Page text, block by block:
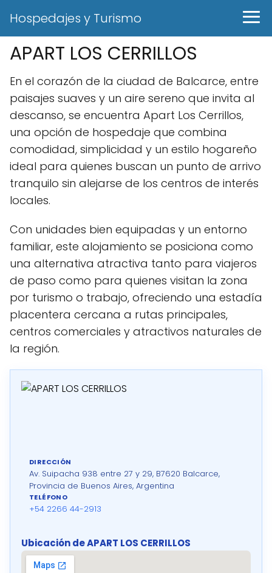
Hospedajes y Turismo
APART LOS CERRILLOS
En el corazón de la ciudad de Balcarce, entre
paisajes suaves y un aire sereno que invita al
descanso, se encuentra Apart Los Cerrillos,
una opción de hospedaje que combina
comodidad, simplicidad y un estilo hogareño
ideal para quienes buscan un punto de arrivo
tranquilo sin alejarse de los centros de interés
locales.
Con unidades bien equipadas y un entorno
familiar, este alojamiento se posiciona como
una alternativa atractiva tanto para viajeros
de paso como para quienes visitan la zona
por turismo o trabajo, ofreciendo una estadía
placentera cercana a rutas principales,
centros comerciales y atractivos naturales de
la región.
DIRECCIÓN
Av. Suipacha 938 entre 27 y 29, B7620 Balcarce,
Provincia de Buenos Aires, Argentina
TELÉFONO
+54 2266 44-2913
Ubicación de APART LOS CERRILLOS